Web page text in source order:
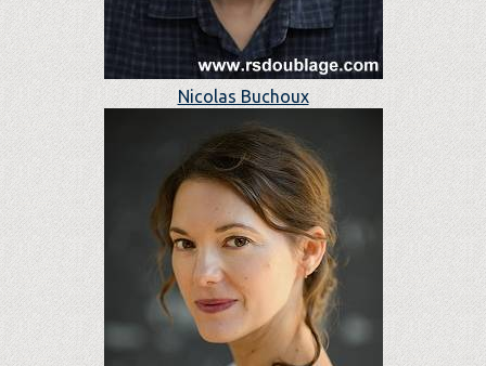
Nicolas Buchoux